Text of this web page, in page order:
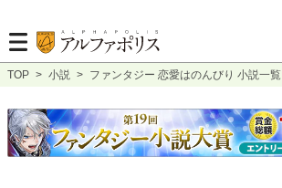
TOP > 小説 > ファンタジー 恋愛はのんびり 小説一覧